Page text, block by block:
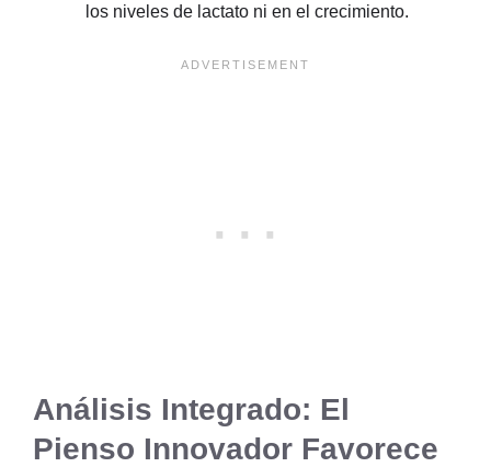
los niveles de lactato ni en el crecimiento.
Análisis Integrado: El
Pienso Innovador Favorece